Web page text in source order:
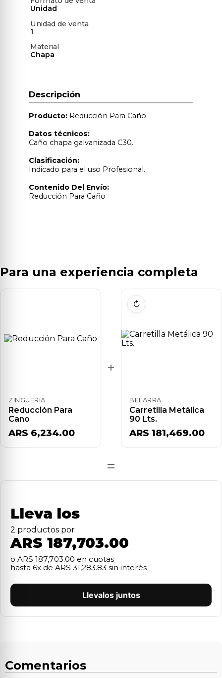
Unidad
Unidad de venta
1
Material
Chapa
Descripción
Producto:Reducción Para Caño
Datos técnicos:
Caño chapa galvanizada C30.
Clasificación:
Indicado para el uso Profesional.
Contenido Del Envío:
Reducción Para Caño
Para una experiencia completa
ZINGUERIA
Reducción Para
Caño
ARS 6,234.00
+
↻
BELARRA
Carretilla Metálica
90 Lts.
ARS 181,469.00
=
Lleva los
2 productos por
ARS 187,703.00
o ARS 187,703.00 en cuotas
hasta 6x de ARS 31,283.83 sin interés
Llevalos juntos
Comentarios